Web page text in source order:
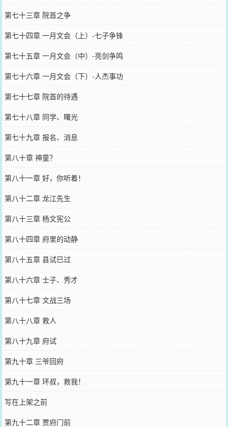
第七十三章 院首之争
第七十四章 一月文会（上）-七子争锋
第七十五章 一月文会（中）-亮剑争鸣
第七十六章 一月文会（下）-人杰事功
第七十七章 院首的待遇
第七十八章 同学、曙光
第七十九章 报名、消息
第八十章 神童？
第八十一章 好，你听着！
第八十二章 龙江先生
第八十三章 杨文宪公
第八十四章 府里的动静
第八十五章 县试已过
第八十六章 士子、秀才
第八十七章 文战三场
第八十八章 救人
第八十九章 府试
第九十章 三爷回府
第九十一章 环叔，救我！
写在上架之前
第九十二章 贾府门前